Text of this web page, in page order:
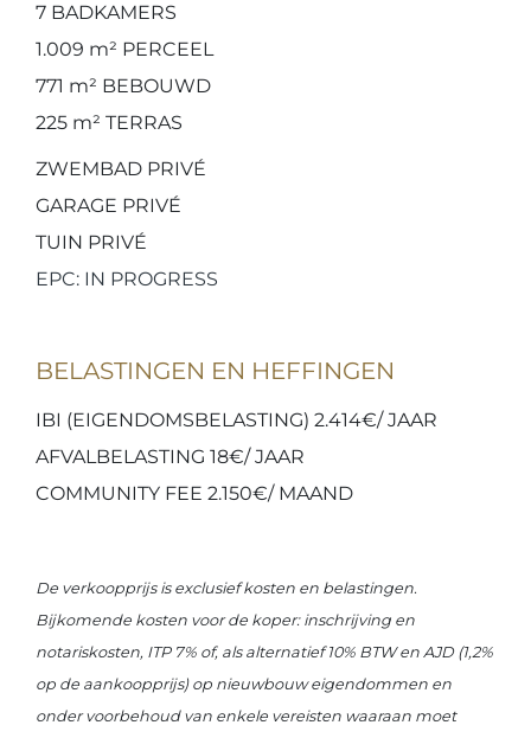
7 BADKAMERS
1.009 m² PERCEEL
771 m² BEBOUWD
225 m² TERRAS
ZWEMBAD PRIVÉ
GARAGE PRIVÉ
TUIN PRIVÉ
EPC: IN PROGRESS
BELASTINGEN EN HEFFINGEN
IBI (EIGENDOMSBELASTING) 2.414€/ JAAR
AFVALBELASTING 18€/ JAAR
COMMUNITY FEE 2.150€/ MAAND
De verkoopprijs is exclusief kosten en belastingen.
Bijkomende kosten voor de koper: inschrijving en
notariskosten, ITP 7% of, als alternatief 10% BTW en AJD (1,2%
op de aankoopprijs) op nieuwbouw eigendommen en
onder voorbehoud van enkele vereisten waaraan moet